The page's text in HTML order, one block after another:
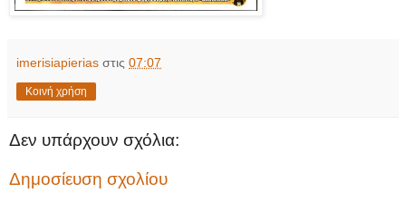
imerisiapierias στις 07:07
Κοινή χρήση
Δεν υπάρχουν σχόλια:
Δημοσίευση σχολίου